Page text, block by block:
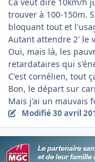
trouver à 100-150m.
bloquant tout et
Autant attendre 2' le
Oui, mais là, les
retardataires qui
C'est cornélien, tout
Bon, le départ sur
Mais j'ai un mauvais
Modifié30 avril